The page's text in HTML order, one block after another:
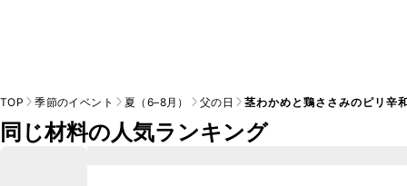
TOP 季節のイベント 夏（6–8月） 父の日 茎わかめと鶏ささみのピリ辛
同じ材料の人気ランキング